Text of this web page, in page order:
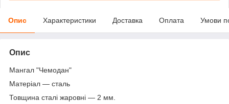
Опис Характеристики Доставка Оплата Умови
Опис
Мангал "Чемодан"
Матеріал — сталь
Товщина сталі жаровні — 2 мм.